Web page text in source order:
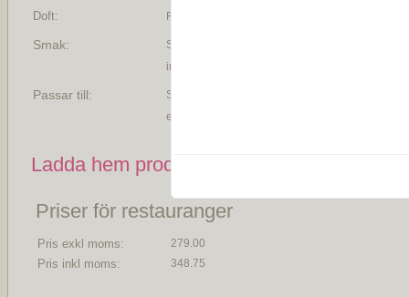
Doft: Friska toner av äpplen, citrus med inslag av vita
Smak:
Smaken är frisk med toner av äpplen, citrus, vita
inslag. Eftersmaken är lång med avslutande
Passar till:
Servera gärna detta mousserande vin till
eller som en drink innan maten.
Ladda hem produktblad som PDF
Priser för restauranger
Pris exkl moms: 279.00
Pris inkl moms: 348.75